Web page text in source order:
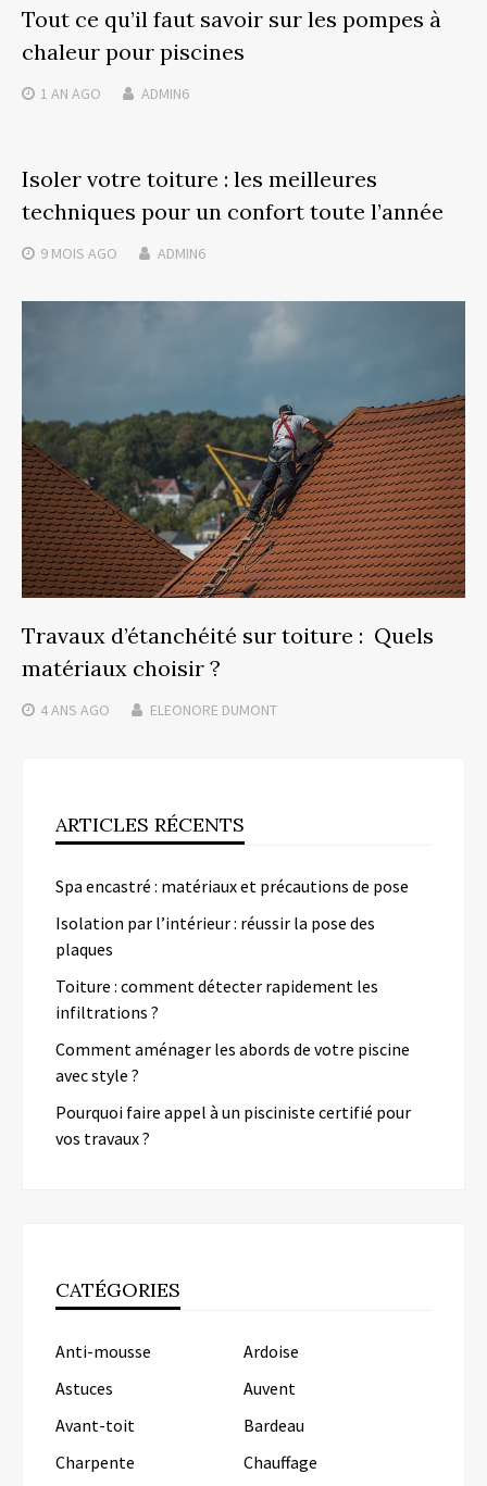
Tout ce qu’il faut savoir sur les pompes à
chaleur pour piscines
1 AN AGO ADMIN6
Isoler votre toiture : les meilleures
techniques pour un confort toute l’année
9 MOIS AGO ADMIN6
Travaux d’étanchéité sur toiture : Quels
matériaux choisir ?
4 ANS AGO ELEONORE DUMONT
ARTICLES RÉCENTS
Spa encastré : matériaux et précautions de pose
Isolation par l’intérieur : réussir la pose des
plaques
Toiture : comment détecter rapidement les
infiltrations ?
Comment aménager les abords de votre piscine
avec style ?
Pourquoi faire appel à un pisciniste certifié pour
vos travaux ?
CATÉGORIES
Anti-mousse
Ardoise
Astuces
Auvent
Avant-toit
Bardeau
Charpente
Chauffage